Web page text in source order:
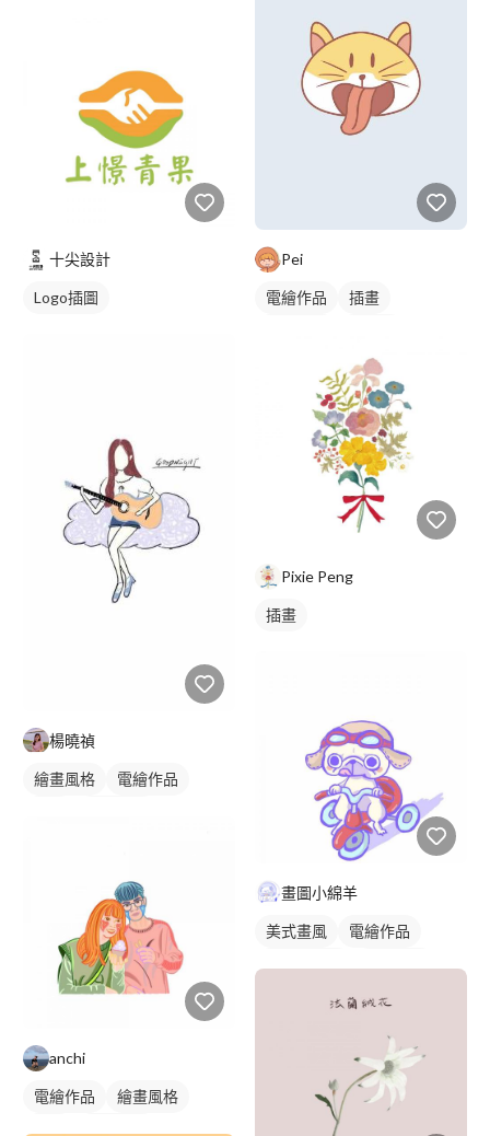
十尖設計
Logo插圖
楊曉禎
繪畫風格
電繪作品
anchi
電繪作品
繪畫風格
Pei
電繪作品
插畫
橘色
Pixie Peng
插畫
畫圖小綿羊
美式畫風
電繪作品